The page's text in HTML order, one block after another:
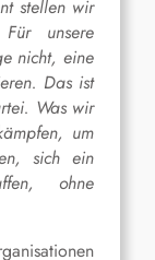
stellen wir
unsere
nicht, eine
Das ist
Was wir
um
sich ein
ohne